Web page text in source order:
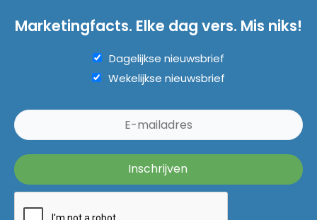
Marketingfacts. Elke dag vers. Mis niks!
Dagelijkse nieuwsbrief
Wekelijkse nieuwsbrief